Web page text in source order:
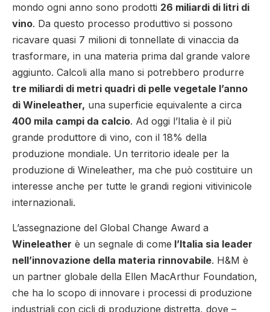
mondo ogni anno sono prodotti 26 miliardi di litri di
vino. Da questo processo produttivo si possono
ricavare quasi 7 milioni di tonnellate di vinaccia da
trasformare, in una materia prima dal grande valore
aggiunto. Calcoli alla mano si potrebbero produrre
tre miliardi di metri quadri di pelle vegetale l’anno
di Wineleather, una superficie equivalente a circa
400 mila campi da calcio. Ad oggi l’Italia è il più
grande produttore di vino, con il 18% della
produzione mondiale. Un territorio ideale per la
produzione di Wineleather, ma che può costituire un
interesse anche per tutte le grandi regioni vitivinicole
internazionali.
L’assegnazione del Global Change Award a
Wineleather è un segnale di come l’Italia sia leader
nell’innovazione della materia rinnovabile. H&M è
un partner globale della Ellen MacArthur Foundation,
che ha lo scopo di innovare i processi di produzione
industriali con cicli di produzione distretta, dove –